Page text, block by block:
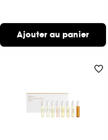
Ajouter au panier